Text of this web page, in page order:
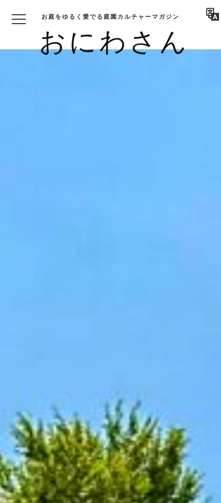
おにわさん
お庭をゆるく愛でる庭園カルチャーマガジン